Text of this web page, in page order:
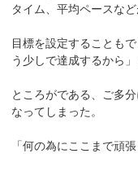
タイム、平均ペースなど
目標を設定することも
う少しで達成するから」
ところがである、ご多
なってしまった。
「何の為にここまで頑